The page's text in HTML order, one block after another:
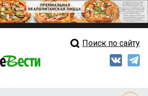
Свежий выпускПоиск по сайту